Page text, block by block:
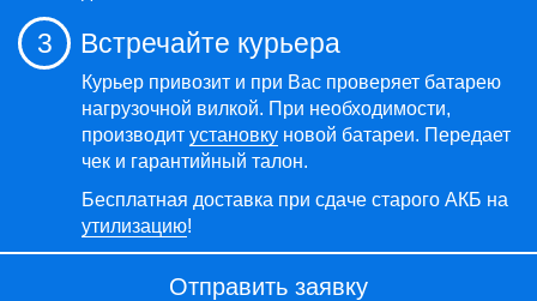
3 Встречайте курьера
Курьер привозит и при Вас проверяет батарею
нагрузочной вилкой. При необходимости,
производит установку новой батареи. Передает
чек и гарантийный талон.
Бесплатная доставка при сдаче старого АКБ на
утилизацию!
Отправить заявку